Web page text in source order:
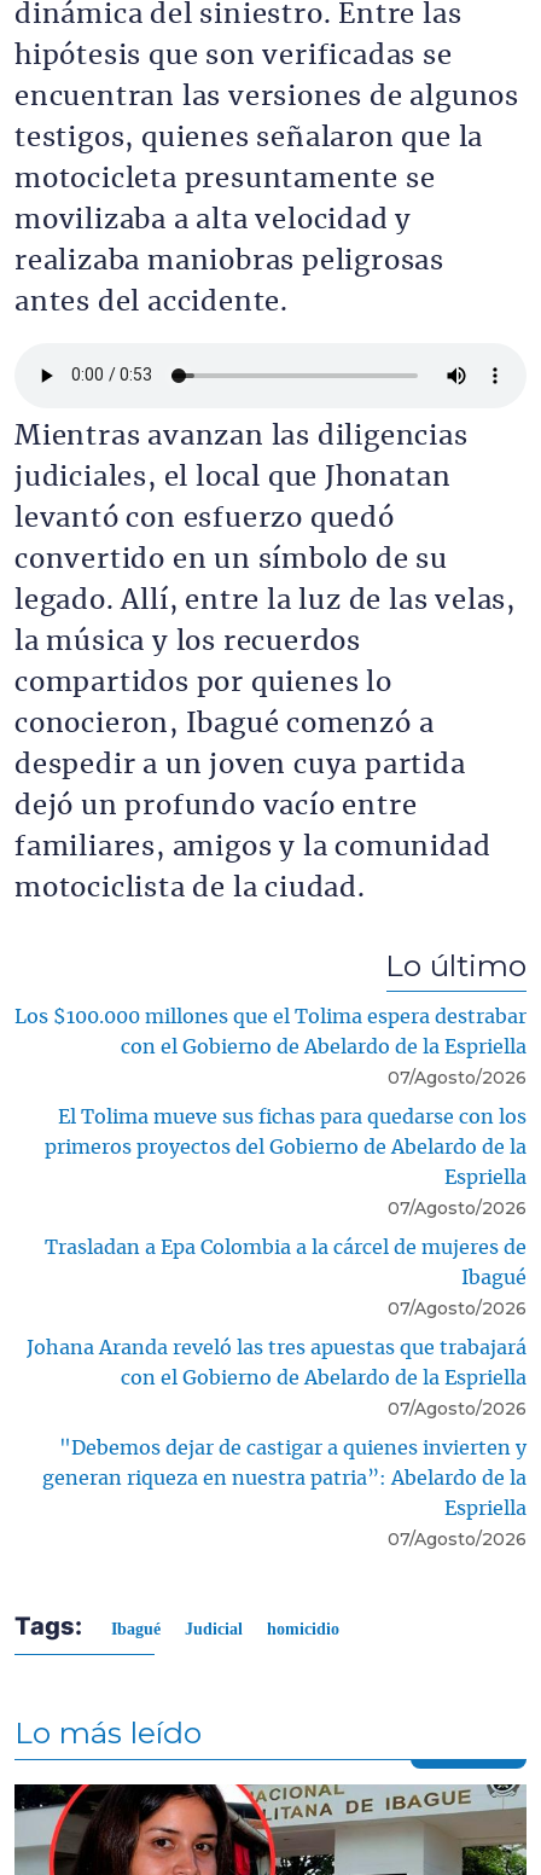
dinámica del siniestro. Entre las
hipótesis que son verificadas se
encuentran las versiones de algunos
testigos, quienes señalaron que la
motocicleta presuntamente se
movilizaba a alta velocidad y
realizaba maniobras peligrosas
antes del accidente.
Mientras avanzan las diligencias
judiciales, el local que Jhonatan
levantó con esfuerzo quedó
convertido en un símbolo de su
legado. Allí, entre la luz de las velas,
la música y los recuerdos
compartidos por quienes lo
conocieron, Ibagué comenzó a
despedir a un joven cuya partida
dejó un profundo vacío entre
familiares, amigos y la comunidad
motociclista de la ciudad.
Lo último
Los $100.000 millones que el Tolima espera destrabar
con el Gobierno de Abelardo de la Espriella
07/Agosto/2026
El Tolima mueve sus fichas para quedarse con los
primeros proyectos del Gobierno de Abelardo de la
Espriella
07/Agosto/2026
Trasladan a Epa Colombia a la cárcel de mujeres de
Ibagué
07/Agosto/2026
Johana Aranda reveló las tres apuestas que trabajará
con el Gobierno de Abelardo de la Espriella
07/Agosto/2026
"Debemos dejar de castigar a quienes invierten y
generan riqueza en nuestra patria”: Abelardo de la
Espriella
07/Agosto/2026
Tags: Ibagué Judicial homicidio
Lo más leído
Contenido multimedia principal